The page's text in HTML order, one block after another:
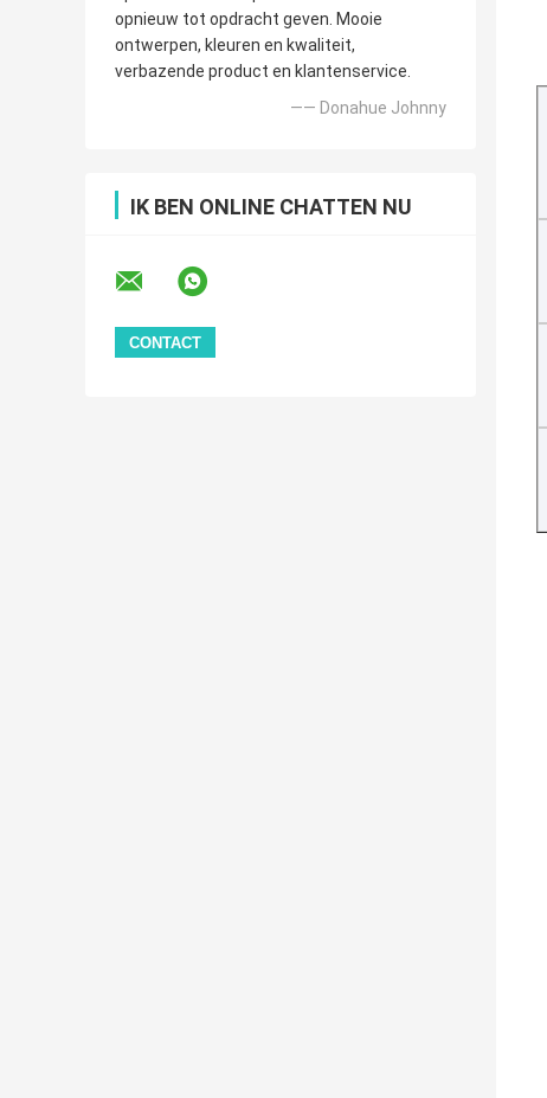
opnieuw tot opdracht geven. Mooie
ontwerpen, kleuren en kwaliteit,
verbazende product en klantenservice.
—— Donahue Johnny
IK BEN ONLINE CHATTEN NU